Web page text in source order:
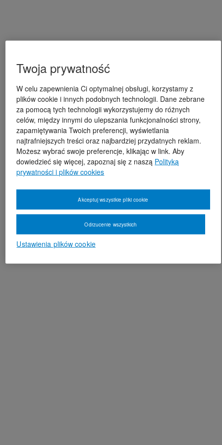
Twoja prywatność
W celu zapewnienia Ci optymalnej obsługi, korzystamy z
plików cookie i innych podobnych technologii. Dane zebrane
za pomocą tych technologii wykorzystujemy do różnych
celów, między innymi do ulepszania funkcjonalności strony,
zapamiętywania Twoich preferencji, wyświetlania
najtrafniejszych treści oraz najbardziej przydatnych reklam.
Możesz wybrać swoje preferencje, klikając w link. Aby
dowiedzieć się więcej, zapoznaj się z naszą Polityką
prywatności i plików cookies
Ustawienia plików cookie
Odrzucenie wszystkich
Akceptuj wszystkie pliki cookie